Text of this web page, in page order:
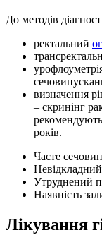
До методів
ректальний
визначення
– скринінг
років.
Часте
Утруднений
Наявність
Лікування